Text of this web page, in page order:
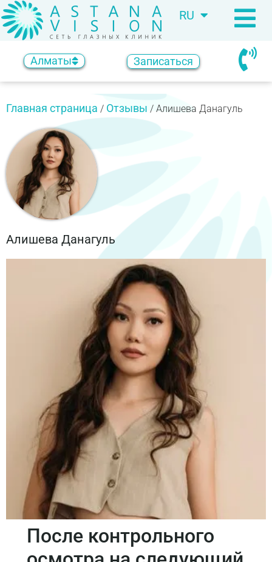
RU
KZ
Алматы Записаться
Главная страница / Отзывы / Алишева Данагуль
Алишева Данагуль
После контрольного